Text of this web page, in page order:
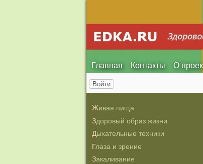
Главная Контакты О
Войти
Живая пища
Здоровый образ жизни
Дыхательные техники
Глаза и зрение
Закаливание